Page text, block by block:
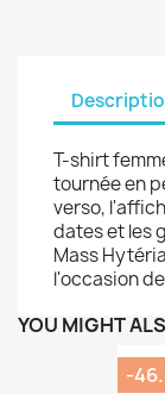
T-shirt
tournée en
verso,
dates et les
Mass
l'occasion
YOU MIGHT
-